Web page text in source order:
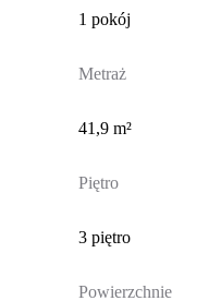
1 pokój
Metraż
41,9 m²
Piętro
3 piętro
Powierzchnie